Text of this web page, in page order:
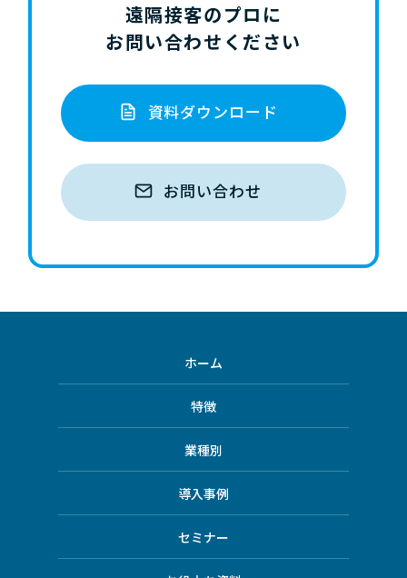
遠隔接客のプロに
お問い合わせください
資料ダウンロード
お問い合わせ
ホーム
特徴
業種別
導入事例
セミナー